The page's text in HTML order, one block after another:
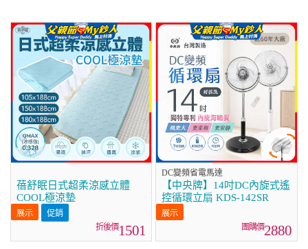
蓓舒眠日式超柔涼感立體
COOL極涼墊
促銷
1501
DC變頻省電馬達
【中央牌】14吋DC內旋式遙
控循環立扇 KDS-142SR
2880